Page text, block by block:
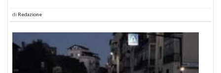
di Redazione